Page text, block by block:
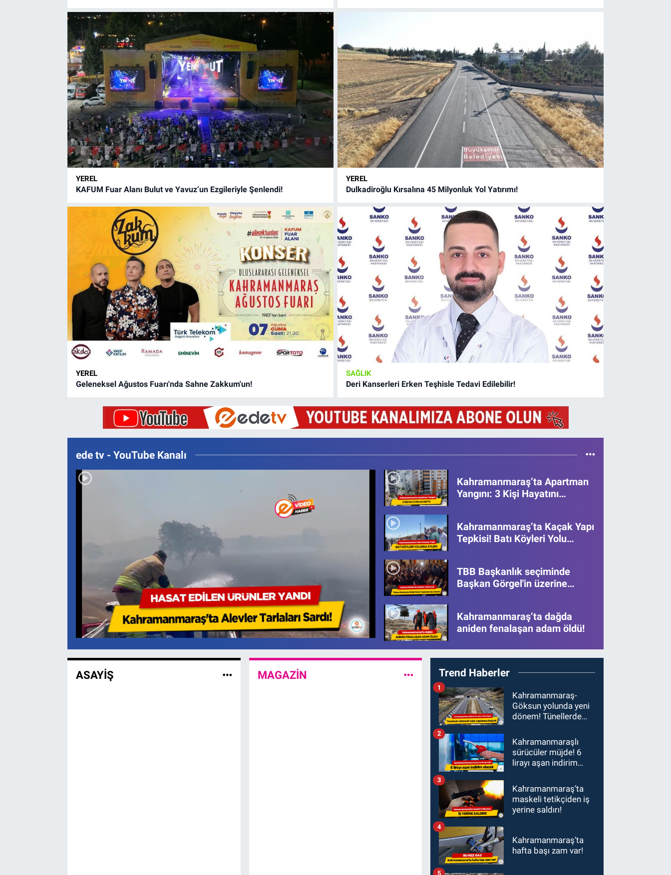
YEREL
KAFUM Fuar Alanı Bulut ve Yavuz’un Ezgileriyle Şenlendi!
YEREL
Dulkadiroğlu Kırsalına 45 Milyonluk Yol Yatırımı!
YEREL
Geleneksel Ağustos Fuarı'nda Sahne Zakkum'un!
SAĞLIK
Deri Kanserleri Erken Teşhisle Tedavi Edilebilir!
ede tv - YouTube Kanalı
Kahramanmaraş’ta Apartman
Yangını: 3 Kişi Hayatını
Kahramanmaraş’ta Kaçak Yapı
Tepkisi! Batı Köyleri Yolu
TBB Başkanlık seçiminde
Başkan Görgel'in üzerine
Kahramanmaraş’ta dağda
aniden fenalaşan adam öldü!
ASAYİŞ MAGAZİN Trend Haberler
Kahramanmaraş-
Göksun yolunda yeni
dönem! Tünellerde
uygulaması başladı
1
Kahramanmaraşlı
sürücüler müjde! 6
lirayı aşan indirim
2
Kahramanmaraş’ta
maskeli tetikçiden iş
yerine saldırı!
3
Kahramanmaraş’ta
hafta başı zam var!
4
5